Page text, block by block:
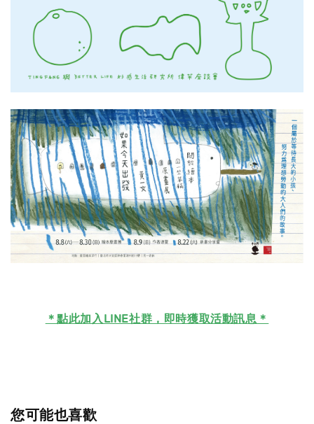
＊點此加入LINE社群，即時獲取活動訊息＊
您可能也喜歡